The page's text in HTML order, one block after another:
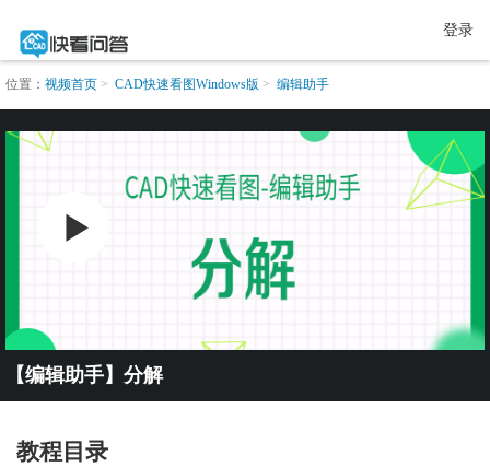
登录
位置： 视频首页 CAD快速看图Windows版 编辑助手
【编辑助手】分解
教程目录